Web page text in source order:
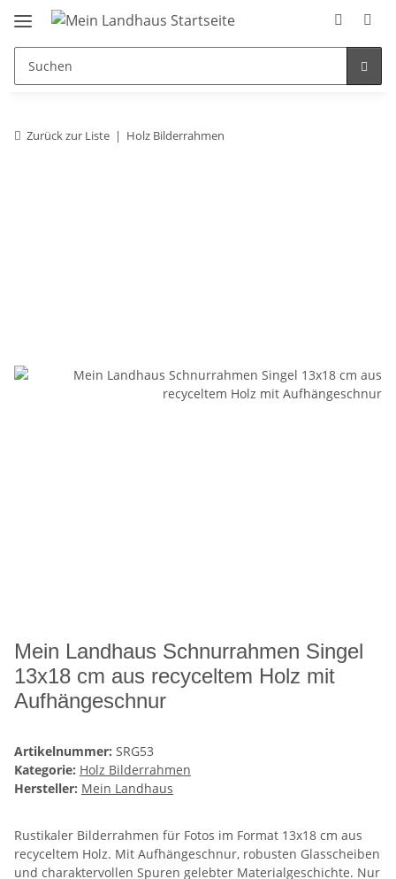
Zurück zur Liste Holz Bilderrahmen
Mein Landhaus Schnurrahmen Singel
13x18 cm aus recyceltem Holz mit
Aufhängeschnur
Artikelnummer: SRG53
Kategorie: Holz Bilderrahmen
Hersteller: Mein Landhaus
Rustikaler Bilderrahmen für Fotos im Format 13x18 cm aus
recyceltem Holz. Mit Aufhängeschnur, robusten Glasscheiben
und charaktervollen Spuren gelebter Materialgeschichte. Nur